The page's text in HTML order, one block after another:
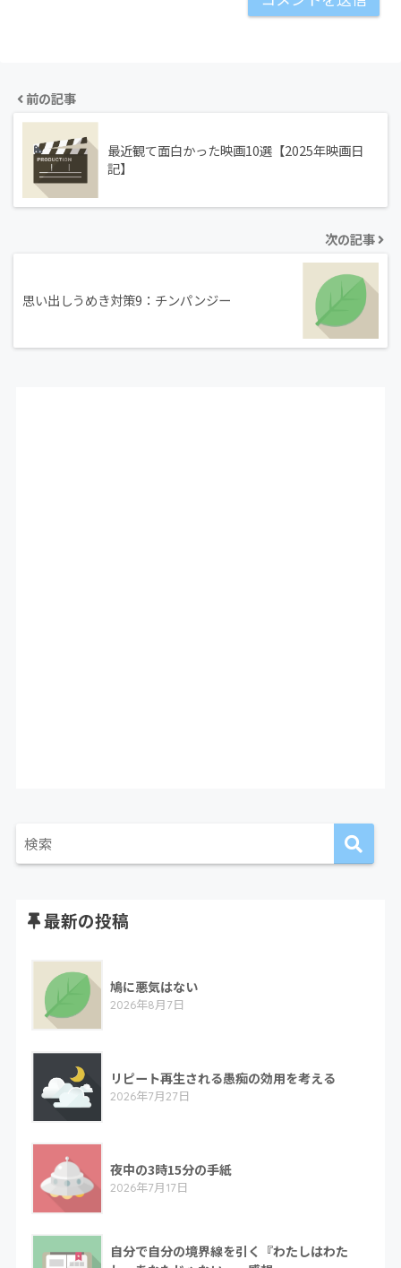
前の記事
最近観て面白かった映画10選【2025年映画日
記】
次の記事
思い出しうめき対策9：チンパンジー
最新の投稿
鳩に悪気はない
2026年8月7日
リピート再生される愚痴の効用を考える
2026年7月27日
夜中の3時15分の手紙
2026年7月17日
自分で自分の境界線を引く『わたしはわた